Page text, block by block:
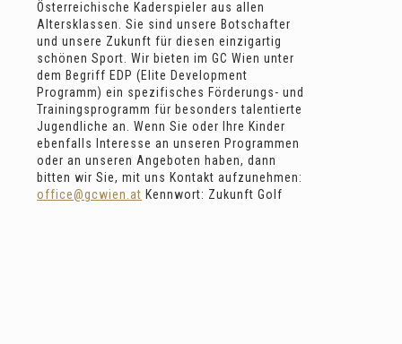
Österreichische Kaderspieler aus allen
Altersklassen. Sie sind unsere Botschafter
und unsere Zukunft für diesen einzigartig
schönen Sport. Wir bieten im GC Wien unter
dem Begriff EDP (Elite Development
Programm) ein spezifisches Förderungs- und
Trainingsprogramm für besonders talentierte
Jugendliche an. Wenn Sie oder Ihre Kinder
ebenfalls Interesse an unseren Programmen
oder an unseren Angeboten haben, dann
bitten wir Sie, mit uns Kontakt aufzunehmen:
office@gcwien.at Kennwort: Zukunft Golf